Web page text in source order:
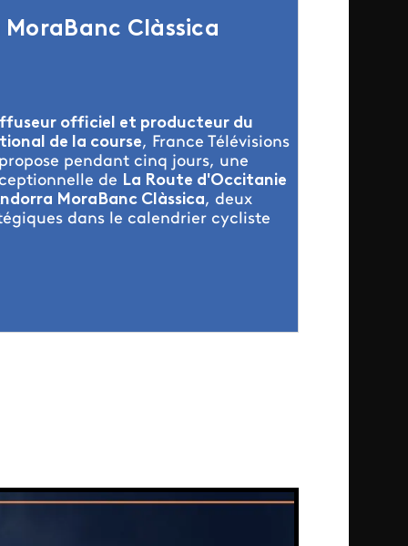
Clàssica
officiel et producteur du
de la course, France Télévisions
pendant cinq jours, une
de La Route d'Occitanie
MoraBanc Clàssica, deux
dans le calendrier cycliste